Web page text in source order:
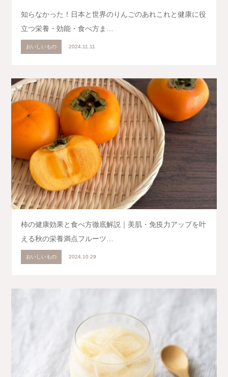
知らなかった！日本と世界のりんごのあれこれと健康に役
立つ栄養・効能・食べ方ま…
おいしいもの 2024.11.11
柿の健康効果と食べ方徹底解説｜美肌・免疫力アップを叶
える秋の栄養満点フルーツ…
おいしいもの 2024.10.29